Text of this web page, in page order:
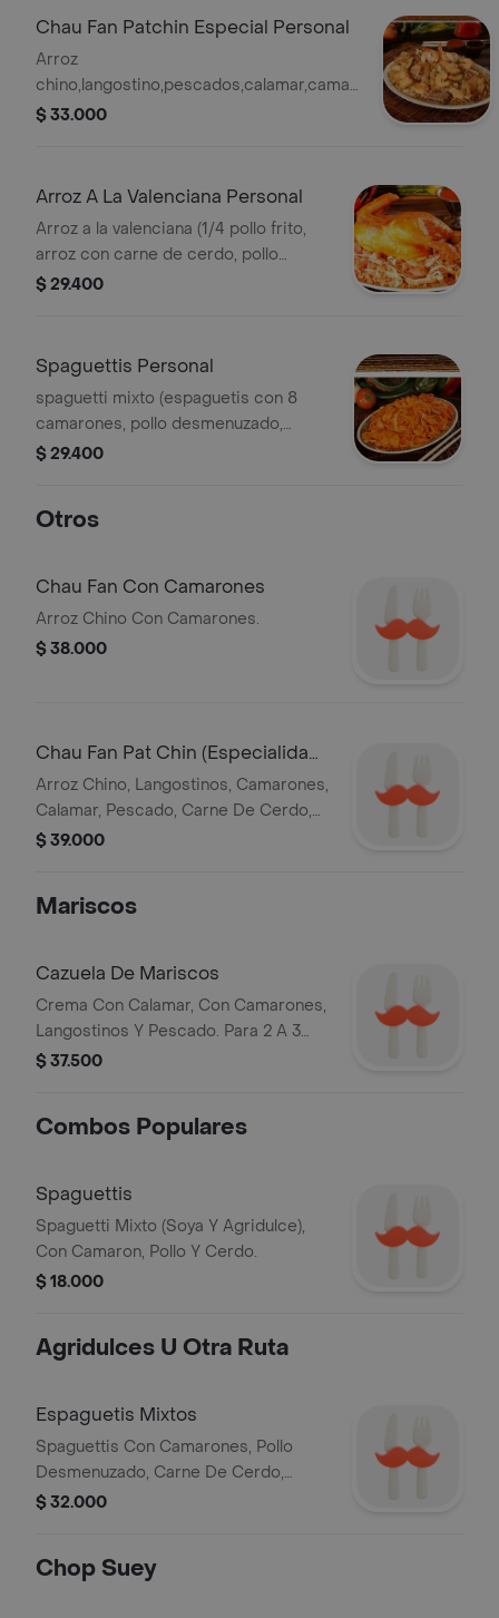
Chau Fan Patchin Especial Personal
Arroz
chino,langostino,pescados,calamar,camarones,cerdo,res
y pollo desmenuzado
$ 33.000
Arroz A La Valenciana Personal
Arroz a la valenciana (1/4 pollo frito,
arroz con carne de cerdo, pollo
desmenuzado y jamón de pollo)
$ 29.400
Spaguettis Personal
spaguetti mixto (espaguetis con 8
camarones, pollo desmenuzado,
carne de cerdo, rodajas de cebolla,en
$ 29.400
Otros
Chau Fan Con Camarones
Arroz Chino Con Camarones.
$ 38.000
Chau Fan Pat Chin (Especialidad
De La Casa)
Arroz Chino, Langostinos, Camarones,
Calamar, Pescado, Carne De Cerdo,
Res, Pollo Desmenuzado.
$ 39.000
Mariscos
Cazuela De Mariscos
Crema Con Calamar, Con Camarones,
Langostinos Y Pescado. Para 2 A 3
Personas.
$ 37.500
Combos Populares
Spaguettis
Spaguetti Mixto (Soya Y Agridulce),
Con Camaron, Pollo Y Cerdo.
$ 18.000
Agridulces U Otra Ruta
Espaguetis Mixtos
Spaguettis Con Camarones, Pollo
Desmenuzado, Carne De Cerdo,
Rodajas De Cebolla, Raiz.
$ 32.000
Chop Suey